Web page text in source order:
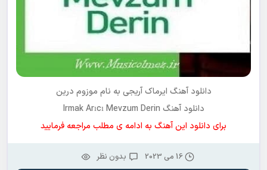
دانلود آهنگ ایرماک آریجی به نام موزوم درین
دانلود آهنگ Irmak Arıcı Mevzum Derin
برای دانلود این آهنگ به ادامه ی مطلب مراجعه فرمایید
16 می 2023 بدون نظر